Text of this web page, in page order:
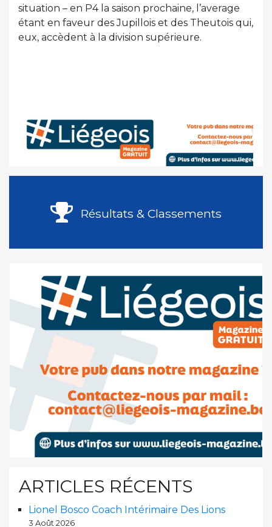
situation – en P4 la saison prochaine, l’average
étant en faveur des Jupillois et des Theutois qui,
eux, accèdent à la division supérieure.
Résultats & Classements
ARTICLES RÉCENTS
Lionel Bosco Coach Intérimaire Des Lions
3 Août 2026